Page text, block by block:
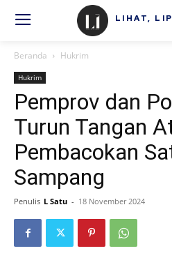
LIHAT,
Beranda Hukrim
Hukrim
Pemprov dan
Turun Tangan
Pembacokan
Sampang
Penulis L Satu - 18 November 2024